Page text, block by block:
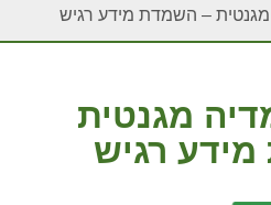
– השמדת מידע רגיש
מגנטית
רגיש